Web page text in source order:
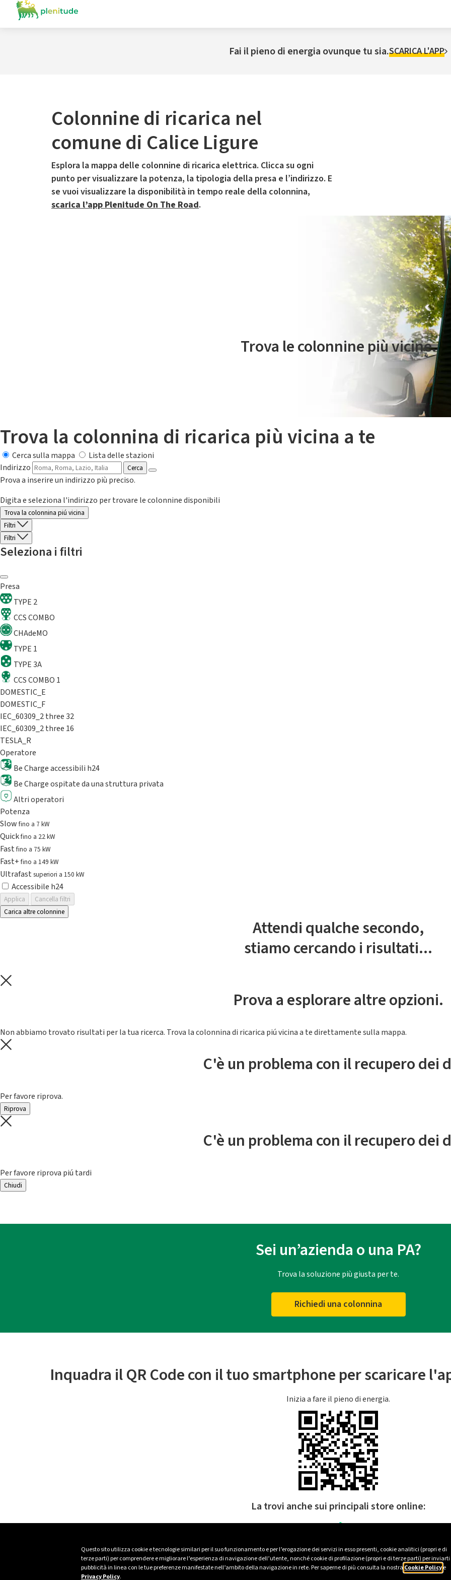
Questo sito utilizza cookie e tecnologie similari per il suo funzionamento e per l’erogazione dei servizi in esso presenti, cookie analitici (propri e di
terze parti) per comprendere e migliorare l’esperienza di navigazione dell’utente, nonché cookie di profilazione (propri e di terze parti) per inviarti
pubblicità in linea con le tue preferenze manifestate nell’ambito della navigazione in rete. Per saperne di più consulta la nostra Cookie Policye
Privacy Policy.
Fai il pieno di energia ovunque tu sia.SCARICA L'APP
Colonnine di ricarica nel
comune di Calice Ligure
Esplora la mappa delle colonnine di ricarica elettrica. Clicca su ogni
punto per visualizzare la potenza, la tipologia della presa e l’indirizzo. E
se vuoi visualizzare la disponibilità in tempo reale della colonnina,
scarica l’app Plenitude On The Road.
Il servizio di mobilità elettrica è gestito da Plenitude On The Road
Trova le colonnine più vicine.
Trova la colonnina di ricarica più vicina a te
Cerca sulla mappa
Lista delle stazioni
Indirizzo
Cerca
Prova a inserire un indirizzo più preciso.
Digita e seleziona l'indirizzo per trovare le colonnine disponibili
Trova la colonnina piú vicina
Filtri
Filtri
Seleziona i filtri
Presa
TYPE 2
CCS COMBO
CHAdeMO
TYPE 1
TYPE 3A
CCS COMBO 1
DOMESTIC_E
DOMESTIC_F
IEC_60309_2 three 32
IEC_60309_2 three 16
TESLA_R
Operatore
Be Charge accessibili h24
Be Charge ospitate da una struttura privata
Altri operatori
Potenza
Slowfino a 7 kW
Quickfino a 22 kW
Fastfino a 75 kW
Fast+fino a 149 kW
Ultrafast superiori a 150 kW
Accessibile h24
Applica
Cancella filtri
Carica altre colonnine
Attendi qualche secondo,
stiamo cercando i risultati...
Prova a esplorare altre opzioni.
Non abbiamo trovato risultati per la tua ricerca. Trova la colonnina di ricarica piú vicina a te direttamente sulla mappa.
C'è un problema con il recupero dei
Per favore riprova.
Riprova
C'è un problema con il recupero dei
Per favore riprova piú tardi
Chiudi
Sei un’azienda o una PA?
Trova la soluzione più giusta per te.
Richiedi una colonnina
Inquadra il QR Code con il tuo smartphone per scaricare
Inizia a fare il pieno di energia.
La trovi anche sui principali store online: